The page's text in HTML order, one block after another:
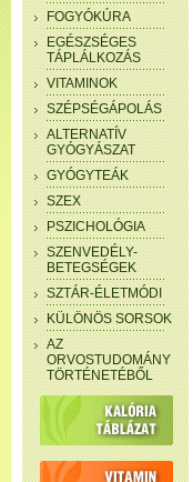
FOGYÓKÚRA
EGÉSZSÉGES
TÁPLÁLKOZÁS
VITAMINOK
SZÉPSÉGÁPOLÁS
ALTERNATÍV
GYÓGYÁSZAT
GYÓGYTEÁK
SZEX
PSZICHOLÓGIA
SZENVEDÉLY-
BETEGSÉGEK
SZTÁR-ÉLETMÓDI
KÜLÖNÖS SORSOK
AZ
ORVOSTUDOMÁNY
TÖRTÉNETÉBŐL